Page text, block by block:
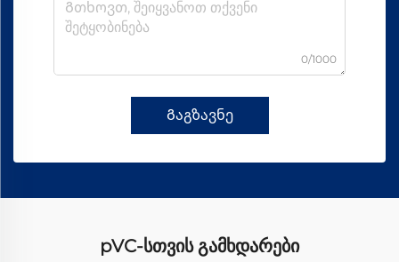
0/1000
Გაგზავნე
pVC-სთვის გამხდარები